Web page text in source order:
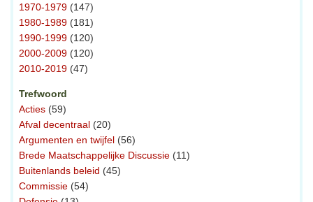
1970-1979 (147)
1980-1989 (181)
1990-1999 (120)
2000-2009 (120)
2010-2019 (47)
Trefwoord
Acties (59)
Afval decentraal (20)
Argumenten en twijfel (56)
Brede Maatschappelijke Discussie (11)
Buitenlands beleid (45)
Commissie (54)